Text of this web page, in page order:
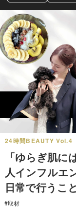
24時間BEAUTY Vol.4
「ゆらぎ肌
人インフルエ
日常で行うこと
#取材